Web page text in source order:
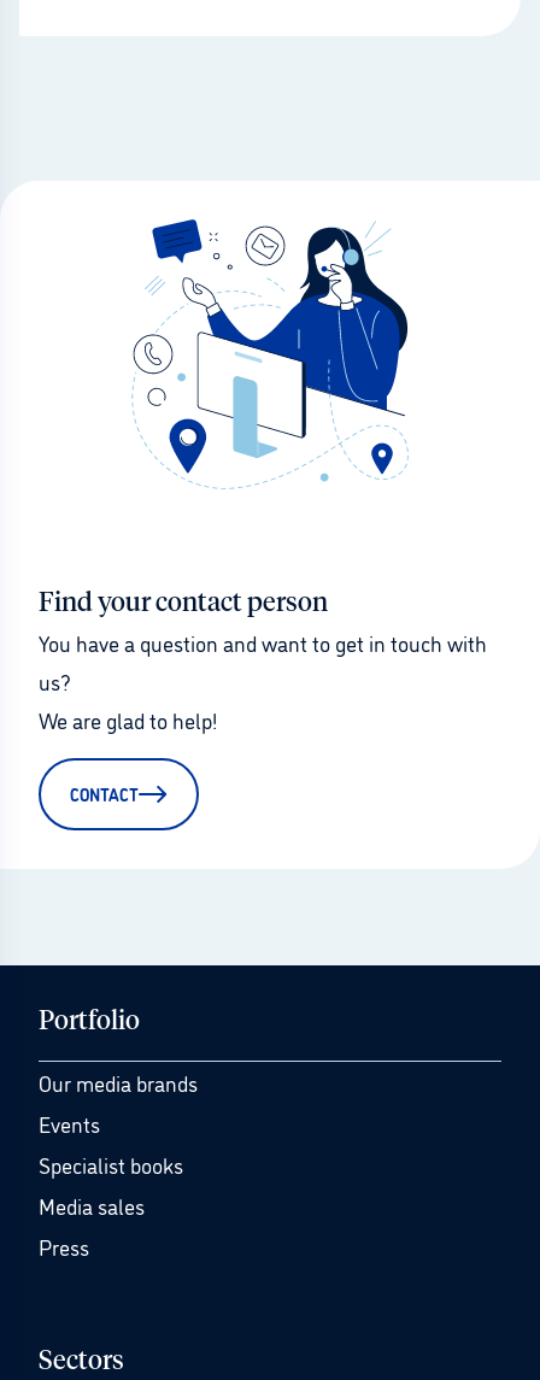
Find your contact person
You have a question and want to get in touch with
us?
We are glad to help!
CONTACT
Portfolio
Our media brands
Events
Specialist books
Media sales
Press
Sectors